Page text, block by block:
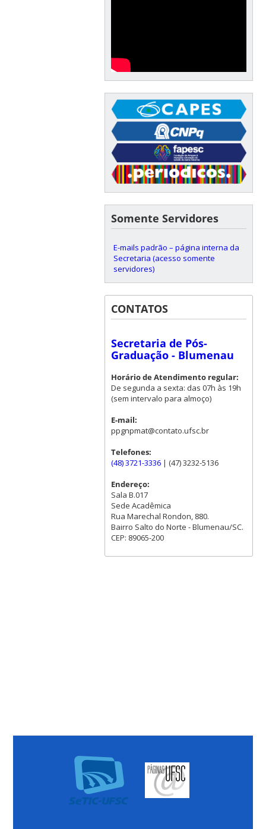
Somente Servidores
E-mails padrão – página interna da
Secretaria (acesso somente
servidores)
CONTATOS
Secretaria de Pós-
Graduação - Blumenau
Horário de Atendimento regular:
De segunda a sexta: das 07h às 19h
(sem intervalo para almoço)
E-mail:
ppgnpmat@contato.ufsc.br
Telefones:
(48) 3721-3336| (47) 3232-5136
Endereço:
Sala B.017
Sede Acadêmica
Rua Marechal Rondon, 880.
Bairro Salto do Norte - Blumenau/SC.
CEP: 89065-200